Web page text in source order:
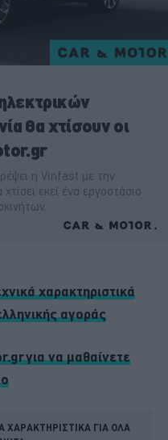
χαρακτηριστικά
αγοράς
για να μαθαίνετε
ΧΑΡΑΚΤΗΡΙΣΤΙΚΑ ΓΙΑ ΟΛΑ